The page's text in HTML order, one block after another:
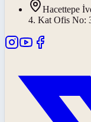
Hacettepe
4. Kat Ofis No: